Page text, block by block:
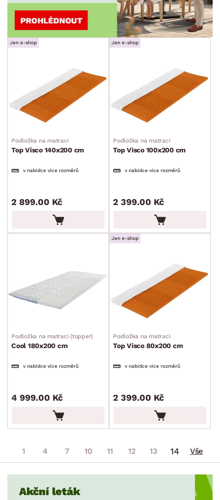
Jen e-shop
Podložka na matraci
Top Visco 140x200 cm
v nabídce více rozměrů
2 899.00 Kč
Jen e-shop
Podložka na matraci
Top Visco 100x200 cm
v nabídce více rozměrů
2 399.00 Kč
Podložka na matraci (topper)
Cool 180x200 cm
v nabídce více rozměrů
4 999.00 Kč
Jen e-shop
Podložka na matraci
Top Visco 80x200 cm
v nabídce více rozměrů
2 399.00 Kč
1 4 7 10 11 12 13 14 Vše
Akční leták